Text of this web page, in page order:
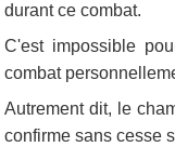
durant ce combat.
C'est impossible
combat
Autrement dit, le
confirme sans cesse